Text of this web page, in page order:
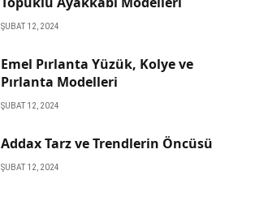
ŞUBAT 12, 2024
Emel Pırlanta Yüzük, Kolye ve
Pırlanta Modelleri
ŞUBAT 12, 2024
Addax Tarz ve Trendlerin Öncüsü
ŞUBAT 12, 2024